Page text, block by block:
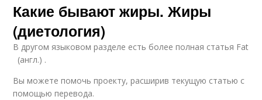
Какие бывают жиры. Жиры
(диетология)
В другом языковом разделе есть более полная статья Fat
(англ.) .
Вы можете помочь проекту, расширив текущую статью с
помощью перевода.